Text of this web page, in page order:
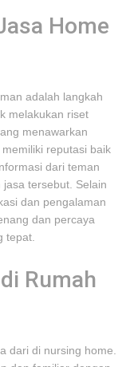
Home
adalah langkah
melakukan riset
menawarkan
reputasi baik
dari teman
tersebut. Selain
dan pengalaman
dan percaya
tepat.
Rumah
dari di nursing home.